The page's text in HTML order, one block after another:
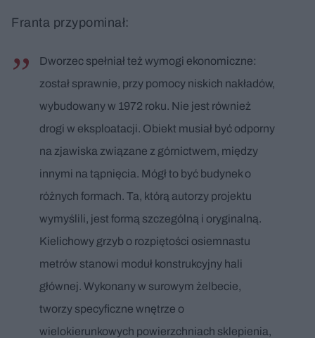
Franta przypominał:
Dworzec spełniał też wymogi ekonomiczne:
został sprawnie, przy pomocy niskich nakładów,
wybudowany w 1972 roku. Nie jest również
drogi w eksploatacji. Obiekt musiał być odporny
na zjawiska związane z górnictwem, między
innymi na tąpnięcia. Mógł to być budynek o
różnych formach. Ta, którą autorzy projektu
wymyślili, jest formą szczególną i oryginalną.
Kielichowy grzyb o rozpiętości osiemnastu
metrów stanowi moduł konstrukcyjny hali
głównej. Wykonany w surowym żelbecie,
tworzy specyficzne wnętrze o
wielokierunkowych powierzchniach sklepienia,